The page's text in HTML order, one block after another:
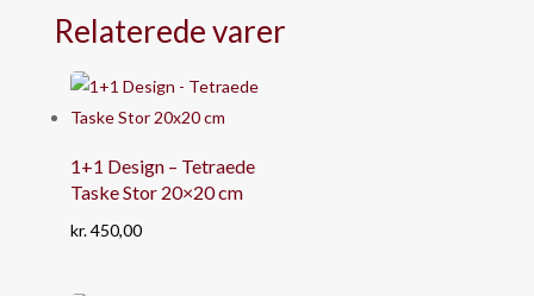
Relaterede varer
1+1 Design – Tetraede
Taske Stor 20×20 cm
kr.450,00